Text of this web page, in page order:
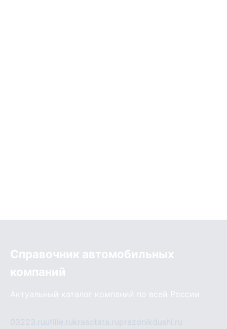
Справочник автомобильных
компаний
Актуальный каталог компаний по всей России
03223.ruufille.rukrasotata.ruprazdnikdushi.ru